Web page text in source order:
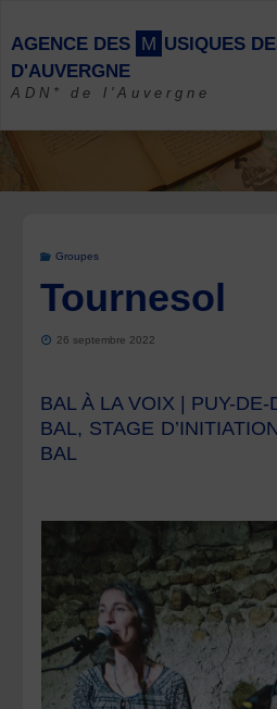
content
AGENCE DES M USIQUES DE
D'AUVERGNE
ADN* de l'Auvergne
Groupes
Tournesol
26 septembre 2022
BAL À LA VOIX | PUY-DE-
BAL, STAGE
BAL